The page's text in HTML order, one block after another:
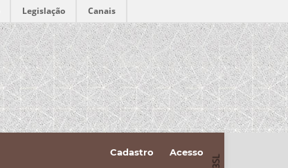
Legislação Canais
Cadastro Acesso